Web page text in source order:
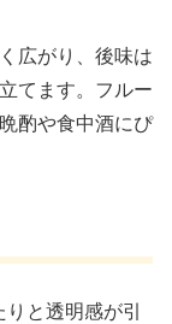
広がり、後味は
てます。フルー
酌や食中酒にぴ
と透明感が引